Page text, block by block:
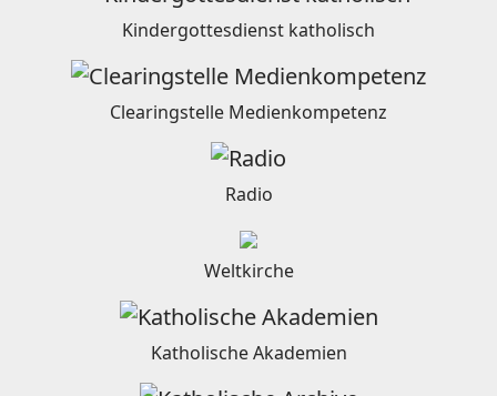
Kindergottesdienst katholisch
Clearingstelle Medienkompetenz
Radio
Weltkirche
Katholische Akademien